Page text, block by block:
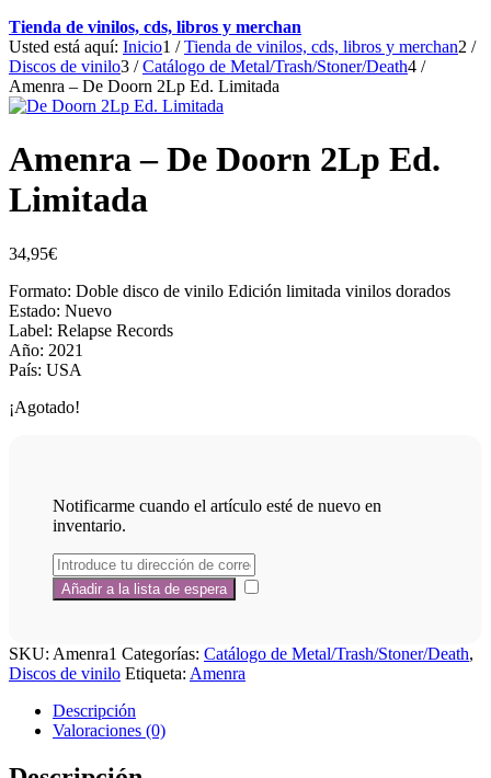
Tienda de vinilos, cds, libros y merchan
Usted está aquí: Inicio1 / Tienda de vinilos, cds, libros y merchan2 /
Discos de vinilo3 / Catálogo de Metal/Trash/Stoner/Death4 /
Amenra – De Doorn 2Lp Ed. Limitada
Amenra – De Doorn 2Lp Ed.
Limitada
34,95€
Formato: Doble disco de vinilo Edición limitada vinilos dorados
Estado: Nuevo
Label: Relapse Records
Año: 2021
País: USA
¡Agotado!
Notificarme cuando el artículo esté de nuevo en
inventario.
SKU: Amenra1 Categorías: Catálogo de Metal/Trash/Stoner/Death,
Discos de vinilo Etiqueta: Amenra
Descripción
Valoraciones (0)